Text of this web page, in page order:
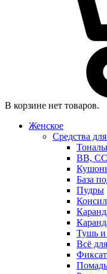
В корзине нет товаров.
Женское
Средства
BB,
База
Пудры
Тушь и
Всё